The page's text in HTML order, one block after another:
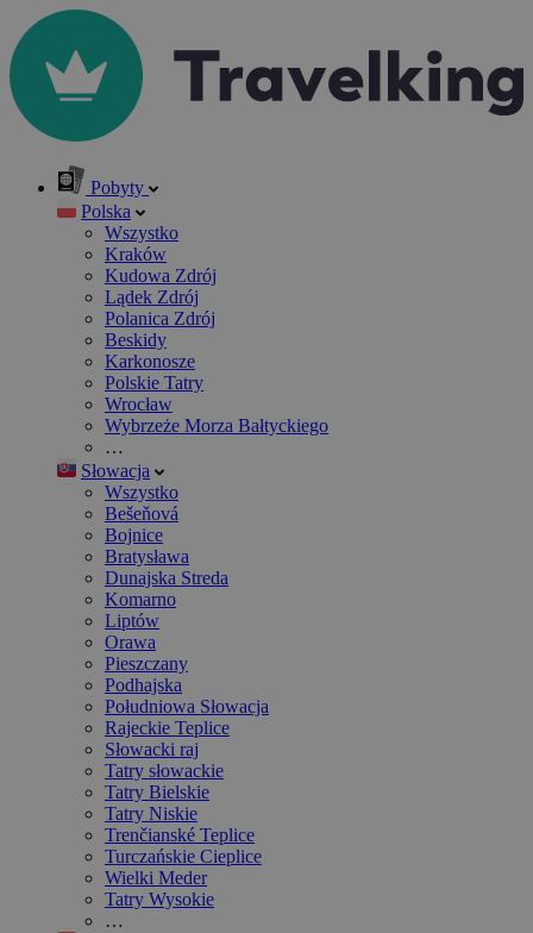
Pobyty
Polska
Wszystko
Kraków
Kudowa Zdrój
Lądek Zdrój
Polanica Zdrój
Beskidy
Karkonosze
Polskie Tatry
Wrocław
Wybrzeże Morza Bałtyckiego
…
Słowacja
Wszystko
Bešeňová
Bojnice
Bratysława
Dunajska Streda
Komarno
Liptów
Orawa
Pieszczany
Podhajska
Południowa Słowacja
Rajeckie Teplice
Słowacki raj
Tatry słowackie
Tatry Bielskie
Tatry Niskie
Trenčianské Teplice
Turczańskie Cieplice
Wielki Meder
Tatry Wysokie
…